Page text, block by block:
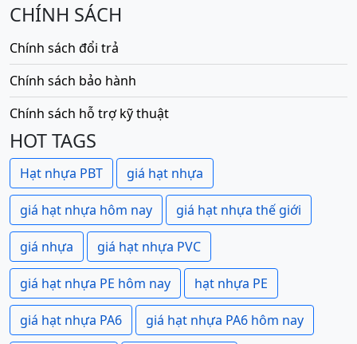
CHÍNH SÁCH
Chính sách đổi trả
Chính sách bảo hành
Chính sách hỗ trợ kỹ thuật
HOT TAGS
Hạt nhựa PBT giá hạt nhựa
giá hạt nhựa hôm nay giá hạt nhựa thế giới
giá nhựa giá hạt nhựa PVC
giá hạt nhựa PE hôm nay hạt nhựa PE
giá hạt nhựa PA6 giá hạt nhựa PA6 hôm nay